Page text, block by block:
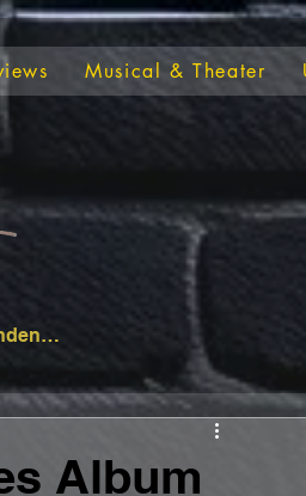
Musical & Theater
Album